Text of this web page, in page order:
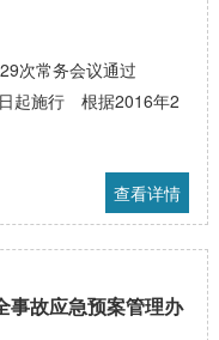
次常务会议通过
起施行 根据2016年2
查看详情
事故应急预案管理办